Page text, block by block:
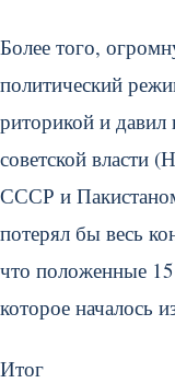
Более того,
политический
риторикой и давил
советской власти
СССР и
потерял бы весь
что положенные
которое началось
Итог